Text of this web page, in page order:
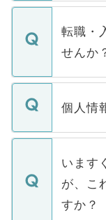
ます。通
いただ
マイナビ
うち約3
けない
下記の
ません。
■応募殺
関を公に
に、医
みを人
ています。
転職・
せんか
転職・入
ん。ま
定を承諾
の辞退
個人情
個人情報
で、ご
などで
ご本人
支援を
います
が、こ
すか？